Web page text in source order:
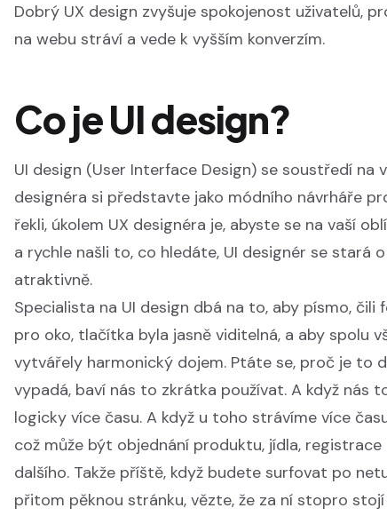
Dobrý UX design zvyšuje spokojenost uživatelů,
na webu stráví a vede k vyšším konverzím.
Co je UI design?
UI design (User Interface Design) se soustředí na
designéra si představte jako módního návrháře
řekli, úkolem UX designéra je, abyste se na vaší
a rychle našli to, co hledáte, UI designér se stará
atraktivně.
Specialista na UI design dbá na to, aby písmo,
pro oko, tlačítka byla jasně viditelná, a aby spolu
vytvářely harmonický dojem. Ptáte se, proč je to
vypadá, baví nás to zkrátka používat. A když nás
logicky více času. A když u toho strávíme více
což může být objednání produktu, jídla,
dalšího. Takže příště, když budete surfovat po
přitom pěknou stránku, vězte, že za ní stopro stojí